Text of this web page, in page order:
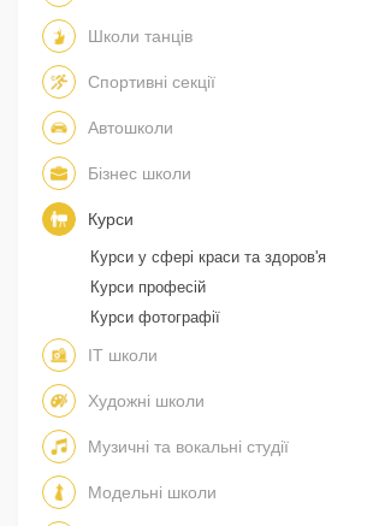
Школи танців
Спортивні секції
Автошколи
Бізнес школи
Курси
Курси у сфері краси та здоров'я
Курси професій
Курси фотографії
IT школи
Художні школи
Музичні та вокальні студії
Модельні школи